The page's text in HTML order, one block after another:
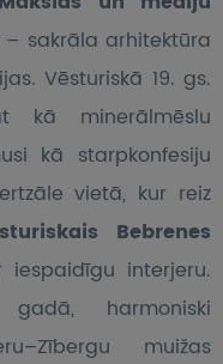
sakrāla arhitektūra
Vēsturiskā 19. gs.
kā minerālmēslu
kā starpkonfesiju
vietā, kur reiz
Bebrenes
iespaidīgu interjeru.
harmoniski
muižas